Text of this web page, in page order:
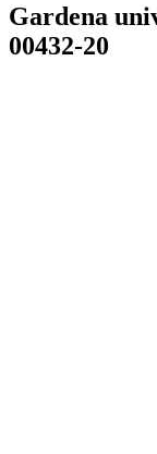
Gardena
00432-20